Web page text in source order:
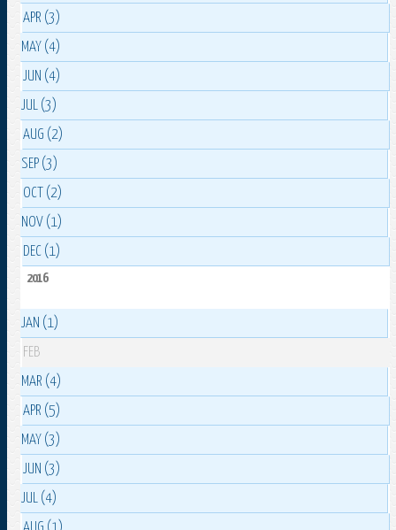
APR (3)
MAY (4)
JUN (4)
JUL (3)
AUG (2)
SEP (3)
OCT (2)
NOV (1)
DEC (1)
2016
JAN (1)
FEB
MAR (4)
APR (5)
MAY (3)
JUN (3)
JUL (4)